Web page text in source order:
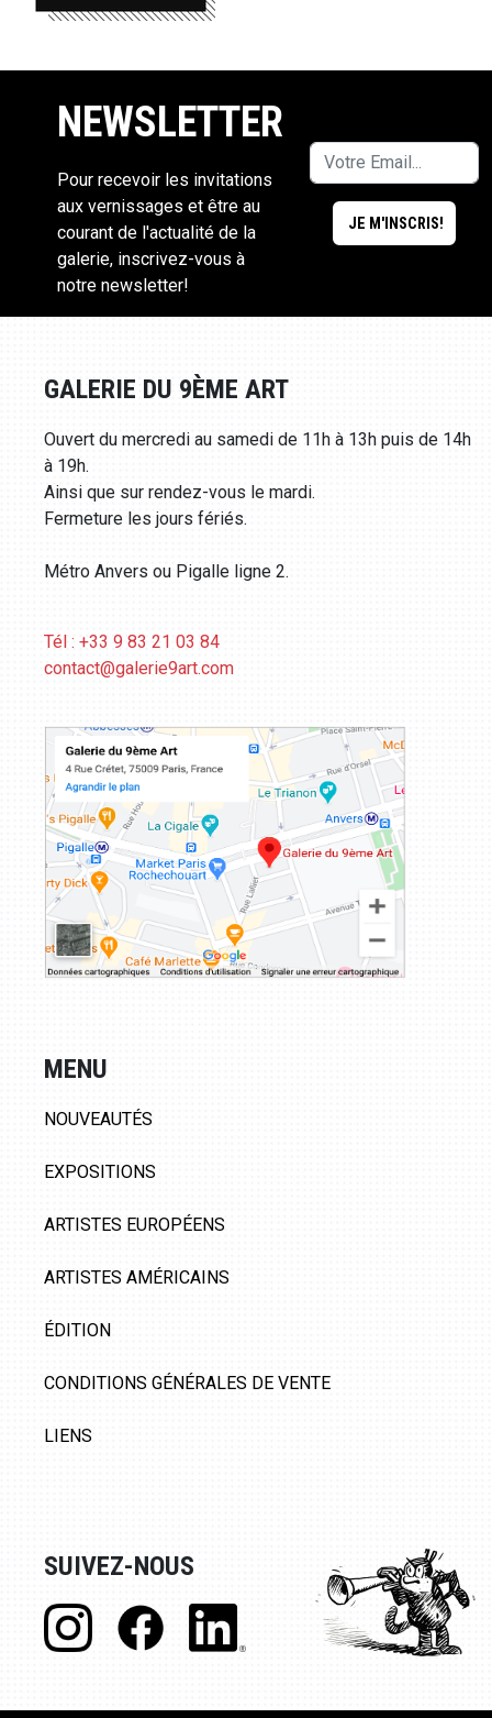
NEWSLETTER
Pour recevoir les invitations
aux vernissages et être au
courant de l'actualité de la
galerie, inscrivez-vous à
notre newsletter!
GALERIE DU 9ÈME ART
Ouvert du mercredi au samedi de 11h à 13h puis de 14h
à 19h.
Ainsi que sur rendez-vous le mardi.
Fermeture les jours fériés.
Métro Anvers ou Pigalle ligne 2.
Tél : +33 9 83 21 03 84
contact@galerie9art.com
MENU
NOUVEAUTÉS
EXPOSITIONS
ARTISTES EUROPÉENS
ARTISTES AMÉRICAINS
ÉDITION
CONDITIONS GÉNÉRALES DE VENTE
LIENS
SUIVEZ-NOUS